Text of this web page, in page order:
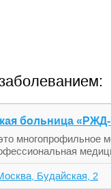
больница
Будайская, 2